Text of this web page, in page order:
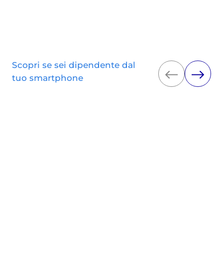
Scopri se sei dipendente dal
tuo smartphone